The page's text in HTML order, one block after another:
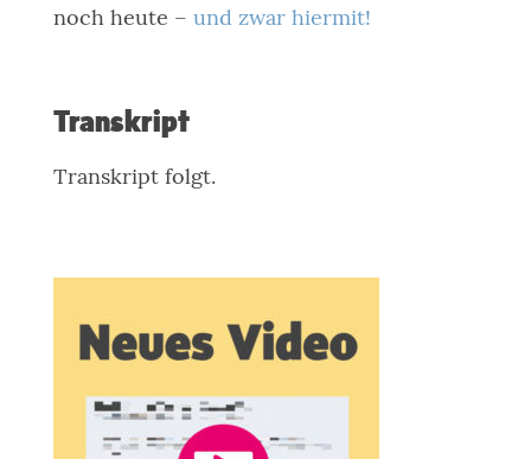
noch heute – und zwar hiermit!
Transkript
Transkript folgt.